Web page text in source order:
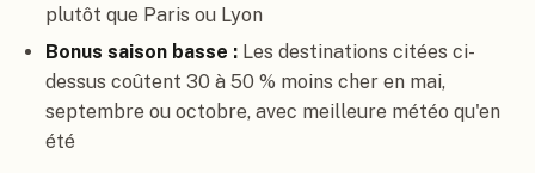
plutôt que Paris ou Lyon
Bonus saison basse : Les destinations citées ci-
dessus coûtent 30 à 50 % moins cher en mai,
septembre ou octobre, avec meilleure météo qu'en
été